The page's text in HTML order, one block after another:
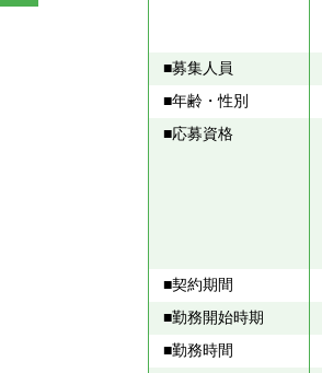
■募集人員
■年齢・性別
■応募資格
■契約期間
■勤務開始時期
■勤務時間